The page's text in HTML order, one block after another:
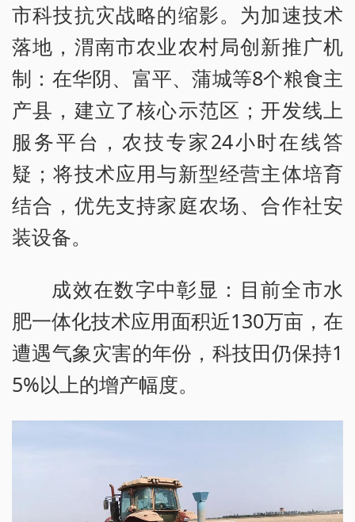
市科技抗灾战略的缩影。为加速技术
落地，渭南市农业农村局创新推广机
制：在华阴、富平、蒲城等8个粮食主
产县，建立了核心示范区；开发线上
服务平台，农技专家24小时在线答
疑；将技术应用与新型经营主体培育
结合，优先支持家庭农场、合作社安
装设备。
成效在数字中彰显：目前全市水
肥一体化技术应用面积近130万亩，在
遭遇气象灾害的年份，科技田仍保持1
5%以上的增产幅度。